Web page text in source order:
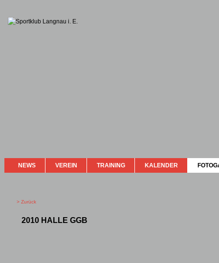
NEWS VEREIN TRAINING KALENDER
> Zurück
2010 HALLE GGB